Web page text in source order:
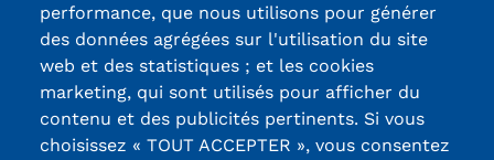
performance, que nous utilisons pour générer
des données agrégées sur l'utilisation du site
web et des statistiques ; et les cookies
marketing, qui sont utilisés pour afficher du
contenu et des publicités pertinents. Si vous
choisissez « TOUT ACCEPTER », vous consentez